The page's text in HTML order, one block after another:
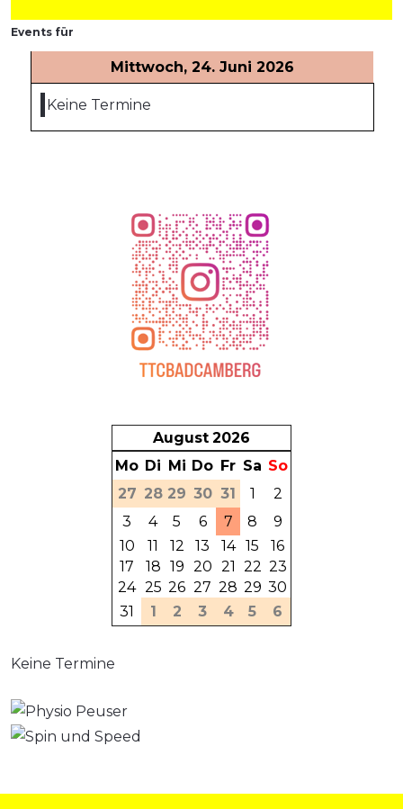
Events für
Mittwoch, 24. Juni 2026
Keine Termine
August 2026
Mo Di Mi Do Fr Sa So
27 28 29 30 31 1
2
3
4 5 6 7 8
9
10
11 12 13 14 15
16
17
18 19 20 21 22 23
24 25 26 27 28 29 30
31
1 2 3 4 5 6
Keine Termine